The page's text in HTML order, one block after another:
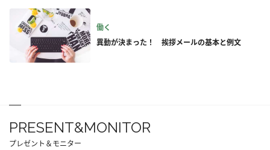
働く
異動が決まった！ 挨拶メールの基本と例文
PRESENT&MONITOR
プレゼント＆モニター